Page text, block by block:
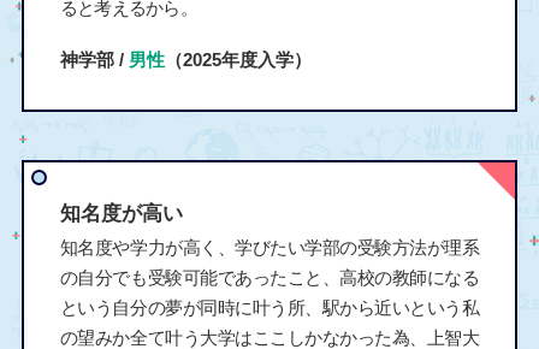
ると考えるから。
神学部 / 男性（2025年度入学）
知名度が高い
知名度や学力が高く、学びたい学部の受験方法が理系
の自分でも受験可能であったこと、高校の教師になる
という自分の夢が同時に叶う所、駅から近いという私
の望みか全て叶う大学はここしかなかった為、上智大